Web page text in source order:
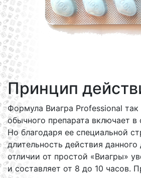
Принцип
Формула Виагра Professional
обычного препарата включает в
Но благодаря ее специальной
длительность действия
отличии от простой «Виагры»
и составляет от 8 до 10 часов.